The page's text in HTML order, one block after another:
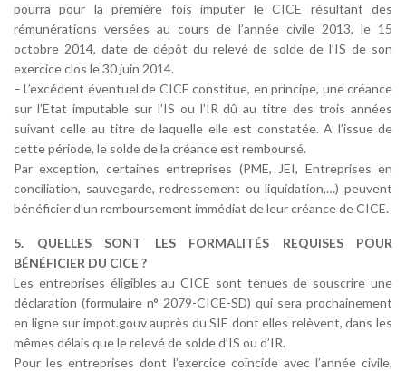
pourra pour la première fois imputer le CICE résultant des
rémunérations versées au cours de l’année civile 2013, le 15
octobre 2014, date de dépôt du relevé de solde de l’IS de son
exercice clos le 30 juin 2014.
– L’excédent éventuel de CICE constitue, en principe, une créance
sur l’Etat imputable sur l’IS ou l’IR dû au titre des trois années
suivant celle au titre de laquelle elle est constatée. A l’issue de
cette période, le solde de la créance est remboursé.
Par exception, certaines entreprises (PME, JEI, Entreprises en
conciliation, sauvegarde, redressement ou liquidation,…) peuvent
bénéficier d’un remboursement immédiat de leur créance de CICE.
5. QUELLES SONT LES FORMALITÉS REQUISES POUR
BÉNÉFICIER DU CICE ?
Les entreprises éligibles au CICE sont tenues de souscrire une
déclaration (formulaire n° 2079-CICE-SD) qui sera prochainement
en ligne sur impot.gouv auprès du SIE dont elles relèvent, dans les
mêmes délais que le relevé de solde d’IS ou d’IR.
Pour les entreprises dont l’exercice coïncide avec l’année civile,